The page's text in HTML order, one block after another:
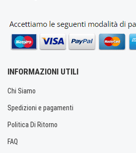
INFORMAZIONI UTILI
Chi Siamo
Spedizioni e pagamenti
Politica Di Ritorno
FAQ